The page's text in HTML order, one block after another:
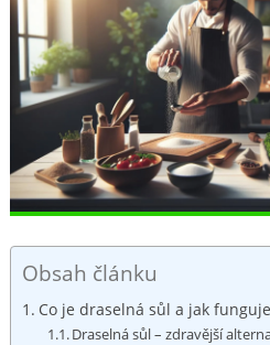
Obsah článku
Co je draselná sůl a jak
Draselná sůl – zdravější